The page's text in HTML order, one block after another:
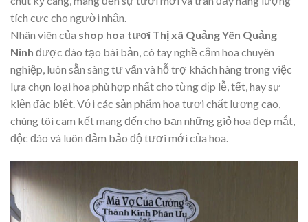
tích cực cho người nhận.
Nhân viên của shop hoa tươi Thị xã Quảng Yên Quảng
Ninh được đào tạo bài bản, có tay nghề cắm hoa chuyên
nghiệp, luôn sẵn sàng tư vấn và hỗ trợ khách hàng trong việc
lựa chọn loại hoa phù hợp nhất cho từng dịp lễ, tết, hay sự
kiện đặc biệt. Với các sản phẩm hoa tươi chất lượng cao,
chúng tôi cam kết mang đến cho bạn những giỏ hoa đẹp mắt,
độc đáo và luôn đảm bảo độ tươi mới của hoa.